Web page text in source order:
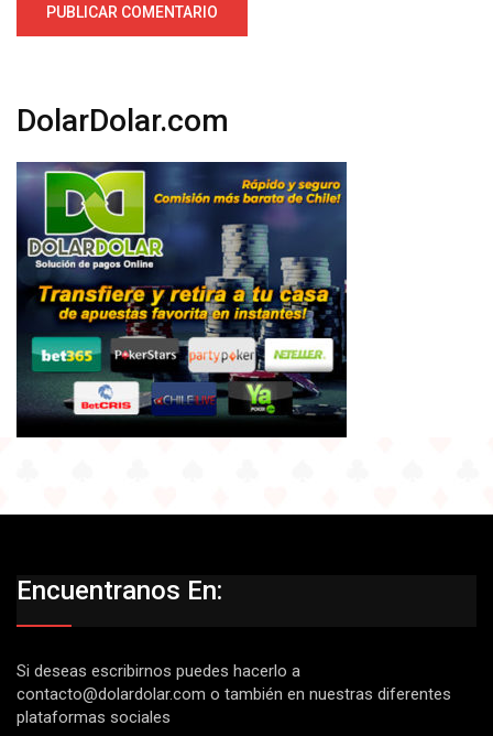
DolarDolar.com
Encuentranos En:
Si deseas escribirnos puedes hacerlo a
contacto@dolardolar.com o también en nuestras diferentes
plataformas sociales